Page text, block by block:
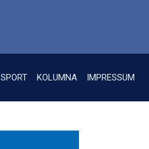
SPORT KOLUMNA IMPRESSUM